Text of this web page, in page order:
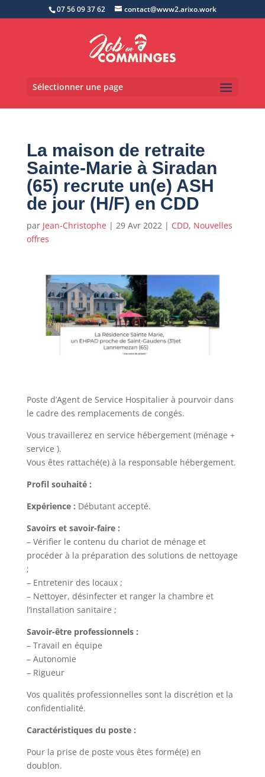
07 56 09 37 62 contact@www2.arixo.work
Sélectionner une page
La maison de retraite
Sainte-Marie à Siradan
(65) recrute un(e) ASH
de jour (H/F) en CDD
par Jean-Christophe | 29 Avr 2022| CDD, Nouvelles
offres
Poste d’Agent de Service Hospitalier à pourvoir dans
le cadre des remplacements de congés.
Vous travaillerez en service hébergement (ménage +
service ).
Vous êtes rattaché(e) à la responsable hébergement.
Profil souhaité :
Expérience : Débutant accepté.
Savoirs et savoir-faire :
– Vérifier le contenu du chariot de ménage et
procéder à la préparation des solutions de nettoyage
;
– Entretenir des locaux ;
– Nettoyer, désinfecter et ranger la chambre et
l’installation sanitaire ;
Savoir-être professionnels :
– Travail en équipe
– Autonomie
– Rigueur
Vos qualités professionnelles sont la discrétion et la
confidentialité.
Caractéristiques du poste :
Pour la prise de poste vous êtes formé(e) en
doublon.